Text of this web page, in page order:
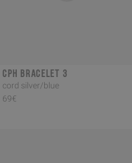
CPH BRACELET 3
cord silver/blue
69€